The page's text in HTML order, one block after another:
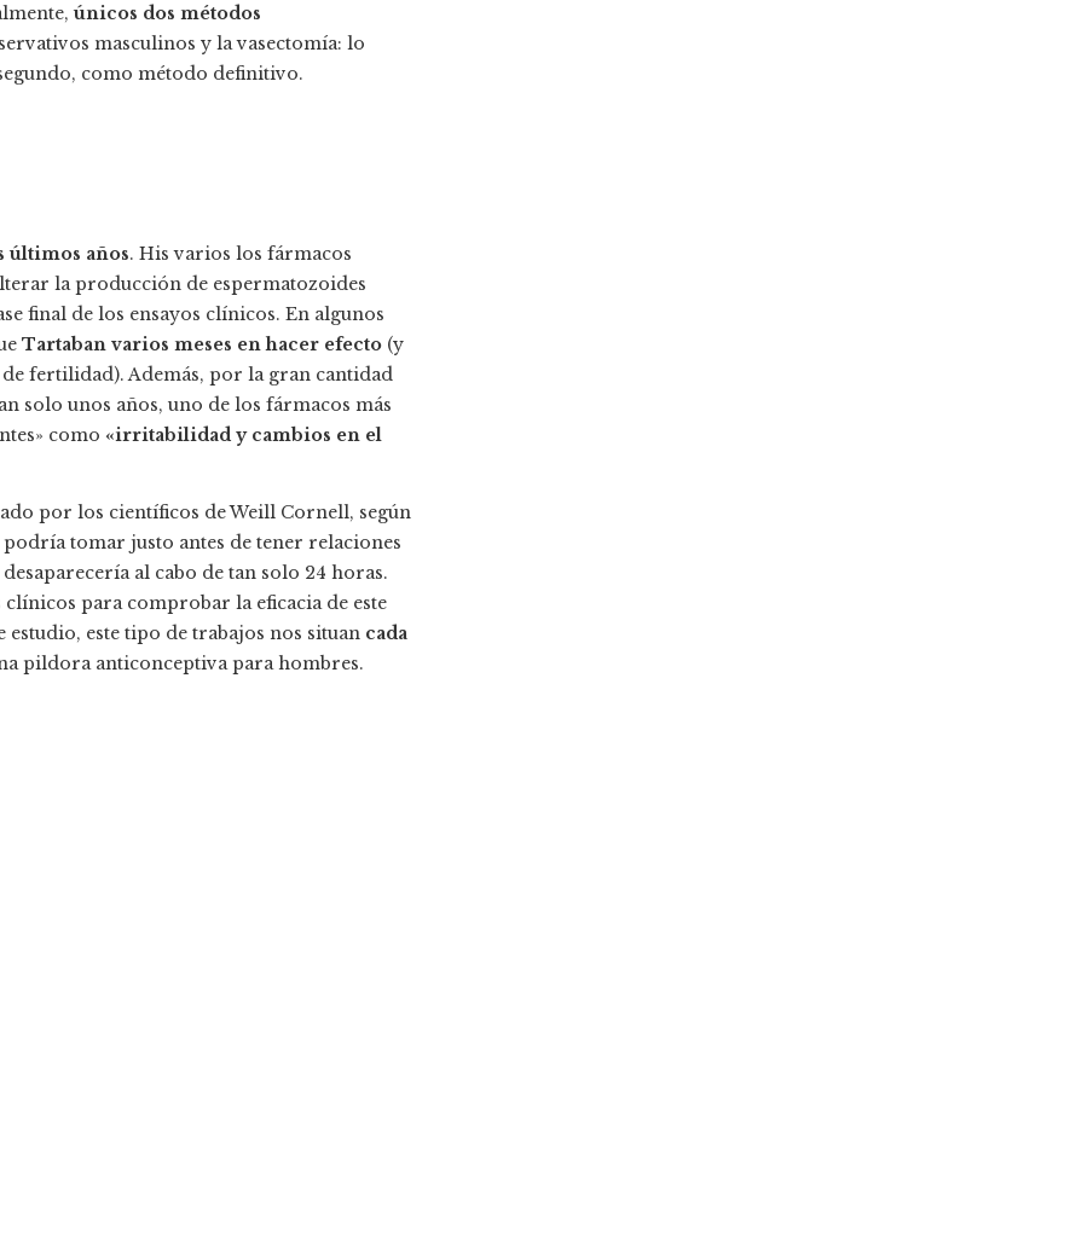
únicos dos métodos
masculinos y la vasectomía: lo
como método definitivo.
últimos años. His varios los fármacos
la producción de espermatozoides
final de los ensayos clínicos. En algunos
Tartaban varios meses en hacer efecto (y
fertilidad). Además, por la gran cantidad
solo unos años, uno de los fármacos más
como «irritabilidad y cambios en el
por los científicos de Weill Cornell, según
tomar justo antes de tener relaciones
desaparecería al cabo de tan solo 24 horas.
para comprobar la eficacia de este
este tipo de trabajos nos situan cada
pildora anticonceptiva para hombres.